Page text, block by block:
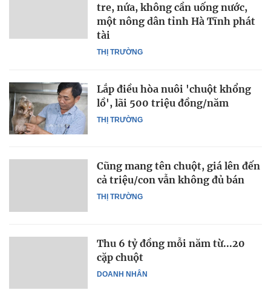
THỊ TRƯỜNG
tre, nứa, không cần uống nước,
một nông dân tỉnh Hà Tĩnh phát
tài
THỊ TRƯỜNG
Lắp điều hòa nuôi 'chuột khổng
lồ', lãi 500 triệu đồng/năm
THỊ TRƯỜNG
Cũng mang tên chuột, giá lên đến
cả triệu/con vẫn không đủ bán
DOANH NHÂN
Thu 6 tỷ đồng mỗi năm từ...20
cặp chuột